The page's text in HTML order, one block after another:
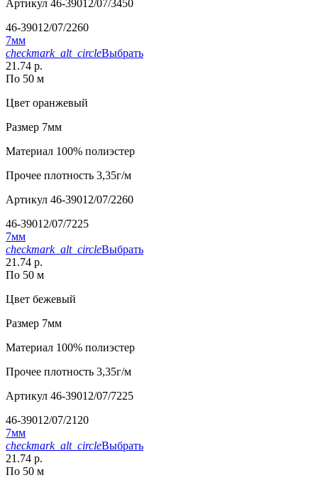
Артикул 46-39012/07/3450
46-39012/07/2260
7мм
checkmark_alt_circleВыбрать
21.74 р.
По 50 м
Цвет оранжевый
Размер 7мм
Материал 100% полиэстер
Прочее плотность 3,35г/м
Артикул 46-39012/07/2260
46-39012/07/7225
7мм
checkmark_alt_circleВыбрать
21.74 р.
По 50 м
Цвет бежевый
Размер 7мм
Материал 100% полиэстер
Прочее плотность 3,35г/м
Артикул 46-39012/07/7225
46-39012/07/2120
7мм
checkmark_alt_circleВыбрать
21.74 р.
По 50 м